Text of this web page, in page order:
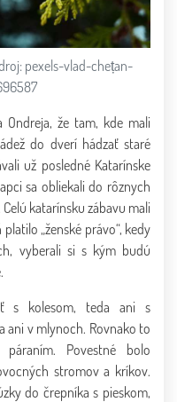
pexels-vlad-chețan-
že tam, kde mali
do dverí hádzať staré
už posledné Katarínske
sa obliekali do rôznych
katarínsku zábavu mali
„ženské právo“, kedy
vyberali si s kým budú
s kolesom, teda ani s
ani v mlynoch. Rovnako to
Povestné bolo
stromov a kríkov.
do črepníka s pieskom,